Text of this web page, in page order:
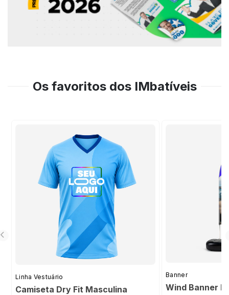
Os favoritos dos IMbatíveis
Linha Vestuário
Camiseta Dry Fit Masculina
Banner
Wind Banner